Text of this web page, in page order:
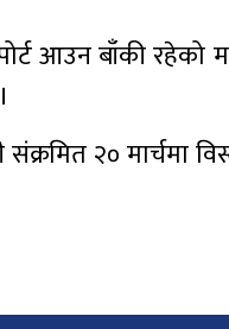
आउन बाँकी रहेको
२० मार्चमा